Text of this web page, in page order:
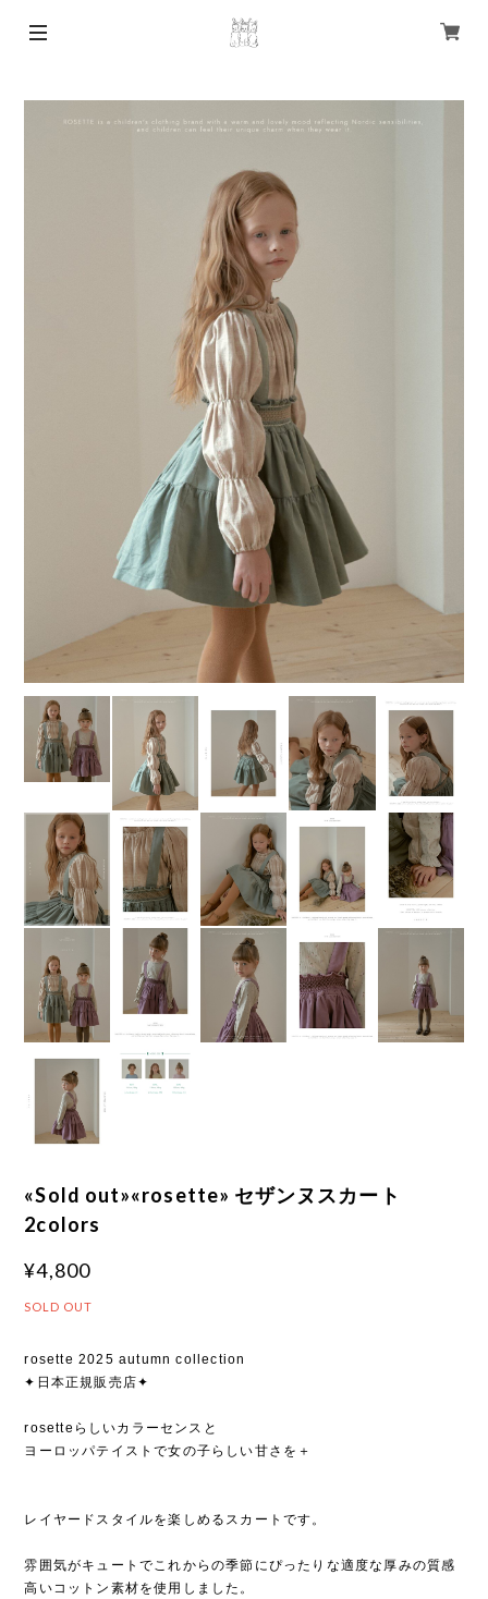
«Sold out»«rosette» セザンヌスカート
2colors
¥4,800
SOLD OUT
rosette 2025 autumn collection
✦日本正規販売店✦
rosetteらしいカラーセンスと
ヨーロッパテイストで女の子らしい甘さを＋
レイヤードスタイルを楽しめるスカートです。
雰囲気がキュートでこれからの季節にぴったりな適度な厚みの質感
高いコットン素材を使用しました。